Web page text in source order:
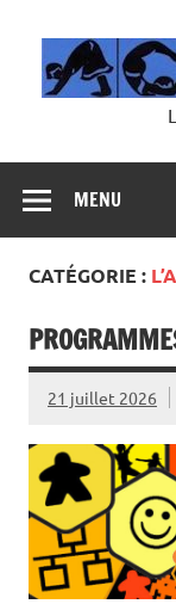
MENU
CATÉGORIE :
21 juillet 2026